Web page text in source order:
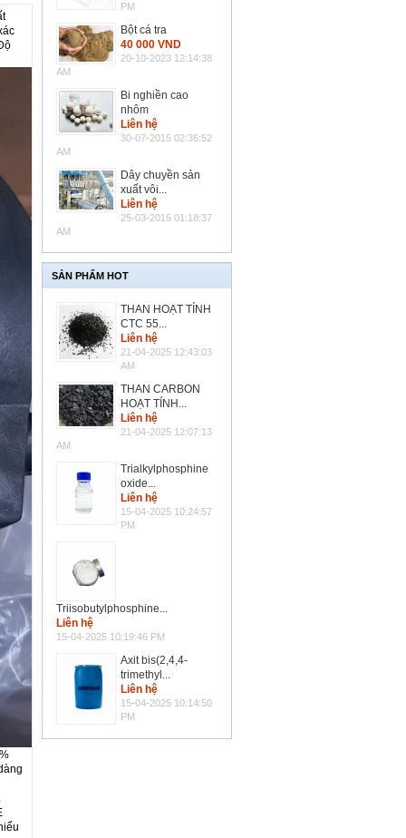
PM
Bột cá tra
40 000 VND
20-10-2023 12:14:38
AM
Bi nghiền cao
nhôm
Liên hệ
30-07-2015 02:36:52
AM
Dây chuyền sản
xuất vôi...
Liên hệ
25-03-2015 01:18:37
AM
SẢN PHẨM HOT
THAN HOẠT TÍNH
CTC 55...
Liên hệ
21-04-2025 12:43:03
AM
THAN CARBON
HOẠT TÍNH...
Liên hệ
21-04-2025 12:07:13
AM
Trialkylphosphine
oxide...
Liên hệ
15-04-2025 10:24:57
PM
Triisobutylphosphine...
Liên hệ
15-04-2025 10:19:46 PM
Axit bis(2,4,4-
trimethyl...
Liên hệ
15-04-2025 10:14:50
PM